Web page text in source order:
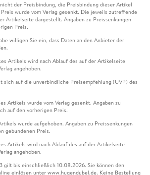
der Preisbindung, die Preisbindung dieser Artikel
wurde vom Verlag gesenkt. Die jeweils zutreffende
Artikelseite dargestellt. Angaben zu Preissenkungen
Preis.
willigen Sie ein, dass Daten an den Anbieter der
Artikels wird nach Ablauf des auf der Artikelseite
angehoben.
sich auf die unverbindliche Preisempfehlung (UVP) des
Artikels wurde vom Verlag gesenkt. Angaben zu
auf den vorherigen Preis.
wurde aufgehoben. Angaben zu Preissenkungen
gebundenen Preis.
Artikels wird nach Ablauf des auf der Artikelseite
angehoben.
gilt bis einschließlich 10.08.2026. Sie können den
einlösen unter www.hugendubel.de. Keine Bestellung